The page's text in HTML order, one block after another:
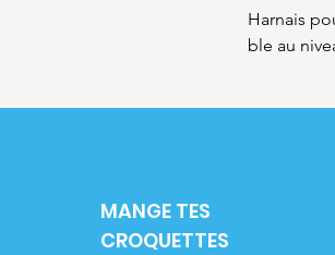
Harnais
ble au
MANGE TES
CROQUETTES